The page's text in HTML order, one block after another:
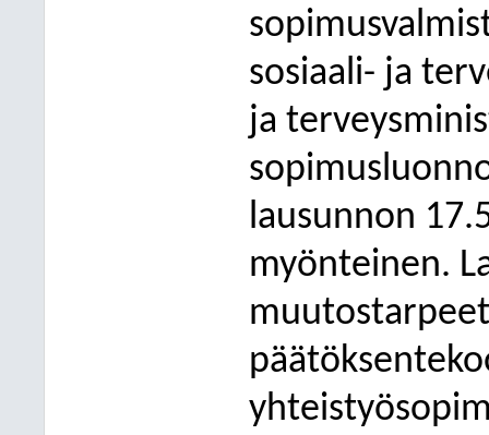
sosiaali- ja
ja
lausunnon
myönteinen.